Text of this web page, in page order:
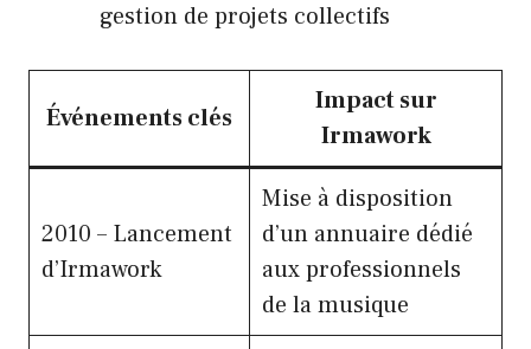
gestion de projets collectifs
Événements clés
Impact sur
Irmawork
2010 – Lancement
d’Irmawork
Mise à disposition
d’un annuaire dédié
aux professionnels
de la musique